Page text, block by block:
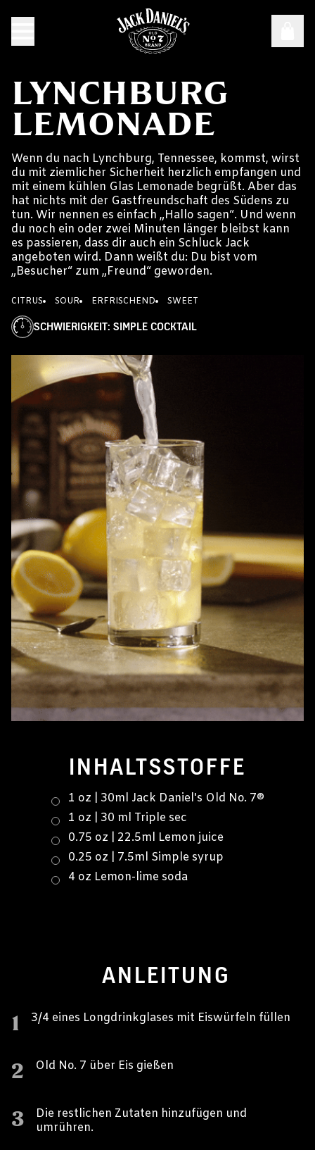
LYNCHBURG
LEMONADE
Wenn du nach Lynchburg, Tennessee, kommst, wirst
du mit ziemlicher Sicherheit herzlich empfangen und
mit einem kühlen Glas Lemonade begrüßt. Aber das
hat nichts mit der Gastfreundschaft des Südens zu
tun. Wir nennen es einfach „Hallo sagen“. Und wenn
du noch ein oder zwei Minuten länger bleibst kann
es passieren, dass dir auch ein Schluck Jack
angeboten wird. Dann weißt du: Du bist vom
„Besucher“ zum „Freund“ geworden.
CITRUS SOUR ERFRISCHEND SWEET
SCHWIERIGKEIT: SIMPLE COCKTAIL
INHALTSSTOFFE
1 oz | 30ml Jack Daniel's Old No. 7®
1 oz | 30 ml Triple sec
0.75 oz | 22.5ml Lemon juice
0.25 oz | 7.5ml Simple syrup
4 oz Lemon-lime soda
ANLEITUNG
1 3/4 eines Longdrinkglases mit Eiswürfeln füllen
2 Old No. 7 über Eis gießen
3
Die restlichen Zutaten hinzufügen und
umrühren.